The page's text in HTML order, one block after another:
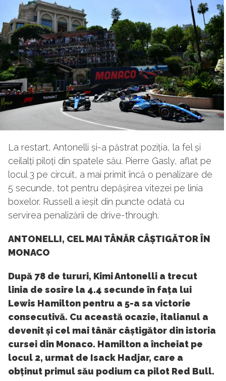
La restart, Antonelli și-a păstrat poziția, la fel și
ceilalți piloți din spatele său. Pierre Gasly, aflat pe
locul 3 pe circuit, a mai primit încă o penalizare de
5 secunde, tot pentru depășirea vitezei pe linia
boxelor. Russell a ieșit din puncte odată cu
servirea penalizării de drive-through.
ANTONELLI, CEL MAI TÂNĂR CÂȘTIGĂTOR ÎN
MONACO
După 78 de tururi, Kimi Antonelli a trecut
linia de sosire la 4.4 secunde în fața lui
Lewis Hamilton pentru a 5-a sa victorie
consecutivă. Cu această ocazie, italianul a
devenit și cel mai tânăr câștigător din istoria
cursei din Monaco. Hamilton a încheiat pe
locul 2, urmat de Isack Hadjar, care a
obținut primul său podium ca pilot Red Bull.